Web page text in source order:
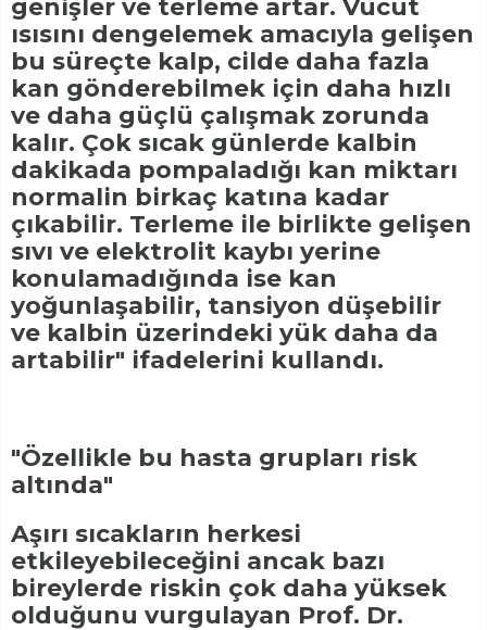
genişler ve terleme artar. Vücut
ısısını dengelemek amacıyla gelişen
bu süreçte kalp, cilde daha fazla
kan gönderebilmek için daha hızlı
ve daha güçlü çalışmak zorunda
kalır. Çok sıcak günlerde kalbin
dakikada pompaladığı kan miktarı
normalin birkaç katına kadar
çıkabilir. Terleme ile birlikte gelişen
sıvı ve elektrolit kaybı yerine
konulamadığında ise kan
yoğunlaşabilir, tansiyon düşebilir
ve kalbin üzerindeki yük daha da
artabilir" ifadelerini kullandı.
"Özellikle bu hasta grupları risk
altında"
Aşırı sıcakların herkesi
etkileyebileceğini ancak bazı
bireylerde riskin çok daha yüksek
olduğunu vurgulayan Prof. Dr.